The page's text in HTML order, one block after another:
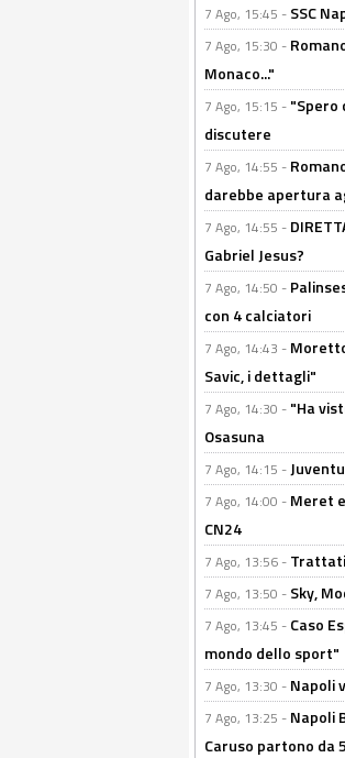
7 Ago, 15:45 - SSC
7 Ago, 15:30 -
Monaco..."
7 Ago, 15:15 - "Spero
discutere
7 Ago, 14:55 -
darebbe apertura
7 Ago, 14:55 -
Gabriel Jesus?
7 Ago, 14:50 -
con 4 calciatori
7 Ago, 14:43 -
Savic, i dettagli"
7 Ago, 14:30 - "Ha
Osasuna
7 Ago, 14:15 -
7 Ago, 14:00 - Meret
CN24
7 Ago, 13:56 -
7 Ago, 13:50 - Sky,
7 Ago, 13:45 - Caso
mondo dello sport"
7 Ago, 13:30 - Napoli
7 Ago, 13:25 - Napoli
Caruso partono da